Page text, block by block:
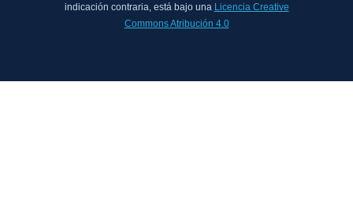
indicación contraria, está bajo una Licencia Creative
Commons Atribución 4.0